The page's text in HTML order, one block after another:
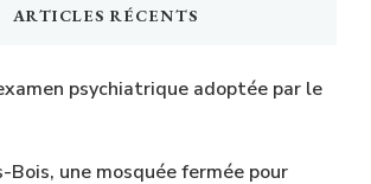
ARTICLES RÉCENTS
psychiatrique adoptée par le
Bois, une mosquée fermée pour